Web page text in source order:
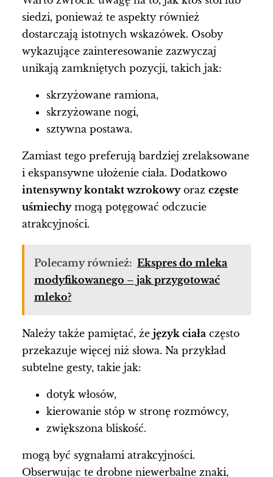
siedzi, ponieważ te aspekty również
dostarczają istotnych wskazówek. Osoby
wykazujące zainteresowanie zazwyczaj
unikają zamkniętych pozycji, takich jak:
skrzyżowane ramiona,
skrzyżowane nogi,
sztywna postawa.
Zamiast tego preferują bardziej zrelaksowane
i ekspansywne ułożenie ciała. Dodatkowo
intensywny kontakt wzrokowyoraz częste
uśmiechymogą potęgować odczucie
atrakcyjności.
Polecamy również: Ekspres do mleka
modyfikowanego – jak przygotować
mleko?
Należy także pamiętać, że język ciała często
przekazuje więcej niż słowa. Na przykład
subtelne gesty, takie jak:
dotyk włosów,
kierowanie stóp w stronę rozmówcy,
zwiększona bliskość.
mogą być sygnałami atrakcyjności.
Obserwując te drobne niewerbalne znaki,